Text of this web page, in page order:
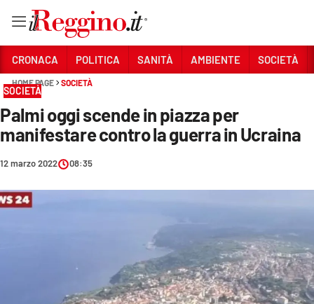
Sezioni
CRONACA
AMBIENTE
ECONOMIA E LAVORO
CRONACA POLITICA SANITÀ AMBIENTE SOCIETÀ
HOME PAGE SOCIETÀ
SOCIETÀ
Palmi oggi scende in piazza per
manifestare contro la guerra in Ucraina
12 marzo 2022 08:35